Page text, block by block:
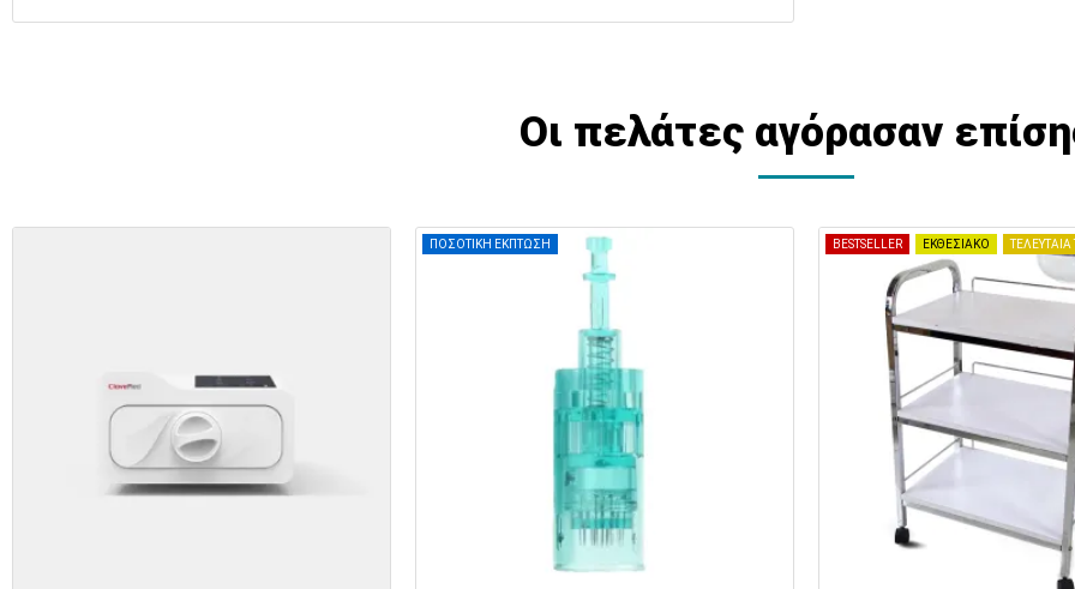
Οι πελάτες αγόρασαν
ΠΟΣΟΤΙΚΗ ΕΚΠΤΩΣΗ BESTSELLER ΕΚΘΕΣΙΑΚΟ